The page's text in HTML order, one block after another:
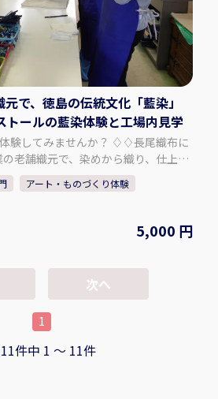
馬市脇町大字脇町
線穴吹駅よりタクシーで9分 ◇駐
うだつをご利用ください。 ◇TEL
定休日：火、年末年始 ◇ウェブ
で、徳島の伝統文化「藍染」
トールの藍染体験と工場内見学
ませんか？ ♢♢長尾織布に
老舗織元で、染めから織り、仕上げ
掛けております。 主力商品である
地の製造に加え、藍染商品も取り扱
の阿波藍染め染料で染めたしじら織
称され、伝統的工芸品に指定されて
上げる事ができます。 ぜひ、体験・
地です。 ・真っ白なストールを染
レクチャーいたします。 ・出来上
アート・ものづくり体験
5,000 円
次へ
1
件中 1 〜 11件